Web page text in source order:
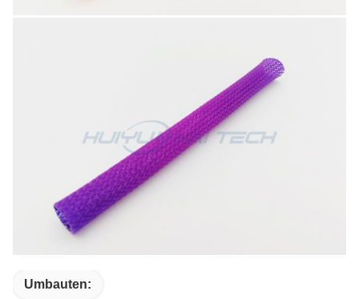
Umbauten: